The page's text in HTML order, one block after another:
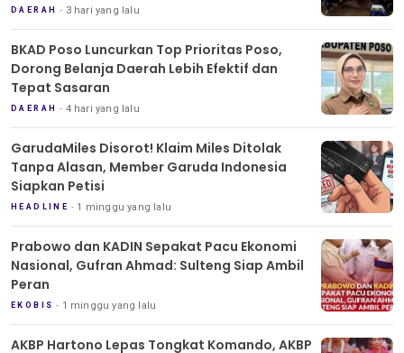
DAERAH 3 hari yang lalu
BKAD Poso Luncurkan Top Prioritas Poso,
Dorong Belanja Daerah Lebih Efektif dan
Tepat Sasaran
DAERAH 4 hari yang lalu
GarudaMiles Disorot! Klaim Miles Ditolak
Tanpa Alasan, Member Garuda Indonesia
Siapkan Petisi
HEADLINE 1 minggu yang lalu
Prabowo dan KADIN Sepakat Pacu Ekonomi
Nasional, Gufran Ahmad: Sulteng Siap Ambil
Peran
EKOBIS 1 minggu yang lalu
AKBP Hartono Lepas Tongkat Komando, AKBP